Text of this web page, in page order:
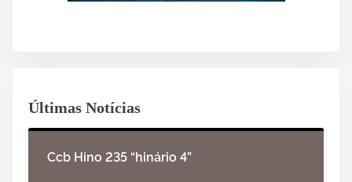
Últimas Notícias
Ccb Hino 235 “hinário 4”